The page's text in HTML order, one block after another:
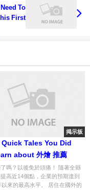
To
First
掲示板
Tales You Did
about 外燴 推薦
嗎？以後免於頭痛！ 隨著全縣
高近14個點，企業的預期達到
以來的最高水平。 居住在國外的